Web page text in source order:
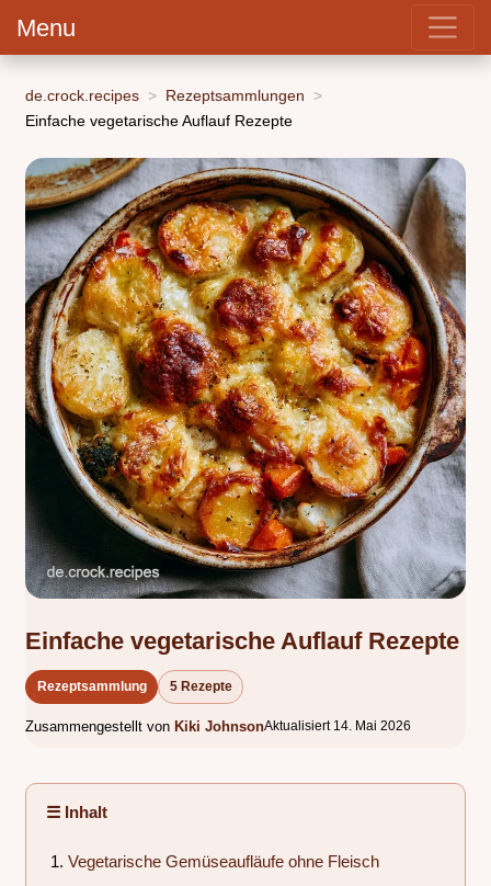
Menu
de.crock.recipes
Rezeptsammlungen
Einfache vegetarische Auflauf Rezepte
Einfache vegetarische Auflauf Rezepte
Rezeptsammlung 5 Rezepte
Zusammengestellt von Kiki JohnsonAktualisiert 14. Mai 2026
☰ Inhalt
Vegetarische Gemüseaufläufe ohne Fleisch